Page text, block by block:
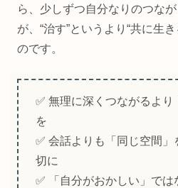
ら、少しずつ自分なりのつな
が、“治す”というより“共に生
のです。
✅ 無理に深くつながるよ
を
✅ 会話よりも「同じ空間
切に
✅ 「自分がおかしい」で